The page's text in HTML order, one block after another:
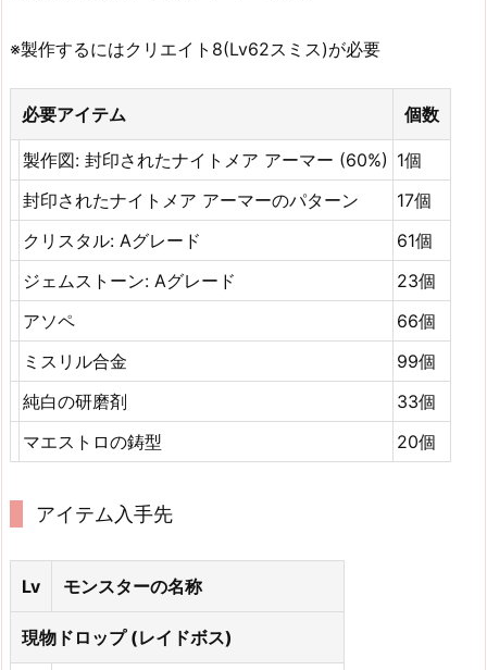
※製作するにはクリエイト8(Lv62スミス)が必要
必要アイテム 個数
製作図: 封印されたナイトメア アーマー (60%) 1個
封印されたナイトメア アーマーのパターン
17個
クリスタル: Aグレード
61個
ジェムストーン: Aグレード
23個
アソペ
66個
ミスリル合金
99個
純白の研磨剤
33個
マエストロの鋳型
20個
アイテム入手先
Lv モンスターの名称
現物ドロップ (レイドボス)